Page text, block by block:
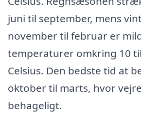
juni til september, mens
november til februar er
temperaturer omkring 10
Celsius. Den bedste tid at
oktober til marts, hvor
behageligt.